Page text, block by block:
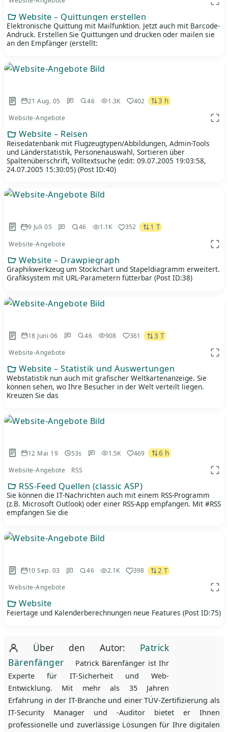
Website – Quittungen erstellen
Elektronische Quittung mit Mailfunktion. Jetzt auch mit Barcode-
Andruck. Erstellen Sie Quittungen und drucken oder mailen sie
an den Empfänger (erstellt:
21 Aug. 05 46 1.3K 402 3 h
Website-Angebote
Website – Reisen
Reisedatenbank mit Flugzeugtypen/Abbildungen, Admin-Tools
und Länderstatistik, Personenauswahl, Sortieren über
Spaltenüberschrift, Volltextsuche (edit: 09.07.2005 19:03:58,
24.07.2005 15:30:05) (Post ID:40)
9 Juli 05 46 1.1K 352 1 T
Website-Angebote
Website – Drawpiegraph
Graphikwerkzeug um Stockchart und Stapeldiagramm erweitert.
Grafiksystem mit URL-Parametern fütterbar (Post ID:38)
18 Juni 06 46 908 361 3 T
Website-Angebote
Website – Statistik und Auswertungen
Webstatistik nun auch mit grafischer Weltkartenanzeige. Sie
können sehen, wo Ihre Besucher in der Welt verteilt liegen.
Kreuzen Sie das
12 Mai 19 53s 1.5K 469 6 h
Website-Angebote RSS
RSS-Feed Quellen (classic ASP)
Sie können die IT-Nachrichten auch mit einem RSS-Programm
(z.B. Microsoft Outlook) oder einer RSS-App empfangen. Mit #RSS
empfangen Sie die
10 Sep. 03 46 2.1K 398 2 T
Website-Angebote
Website
Feiertage und Kalenderberechnungen neue Features (Post ID:75)
Über den Autor: Patrick
Bärenfänger
Patrick Bärenfänger ist Ihr
Experte für IT-Sicherheit und Web-
Entwicklung. Mit mehr als 35 Jahren
Erfahrung in der IT-Branche und einer TÜV-Zertifizierung als
IT-Security Manager und -Auditor bietet er Ihnen
professionelle und zuverlässige Lösungen für Ihre digitalen